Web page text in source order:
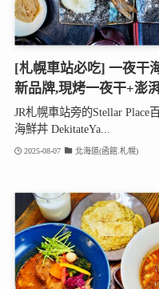
[札幌車站必吃] 一夜干
新品牌,現烤一夜干+澎
JR札幌車站旁的Stellar
海鮮丼 DekitateYa...
2025-08-07 北海道(函館.札幌)